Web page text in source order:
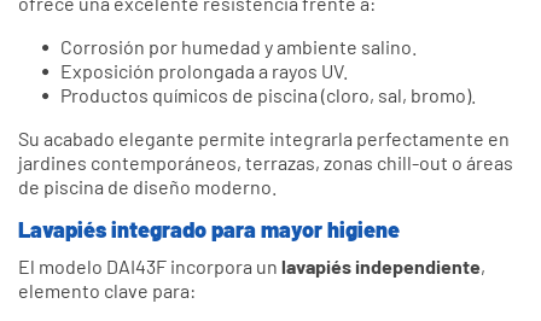
Corrosión por humedad y ambiente salino.
Exposición prolongada a rayos UV.
Productos químicos de piscina (cloro, sal, bromo).
Su acabado elegante permite integrarla perfectamente en
jardines contemporáneos, terrazas, zonas chill-out o áreas
de piscina de diseño moderno.
Lavapiés integrado para mayor higiene
El modelo DAI43F incorpora un lavapiés independiente,
elemento clave para: